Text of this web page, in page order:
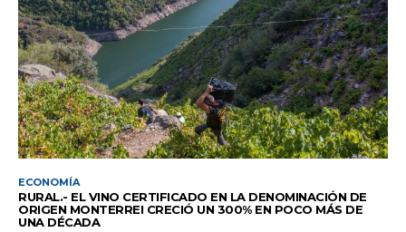
ECONOMÍA
RURAL.- EL VINO CERTIFICADO EN LA DENOMINACIÓN DE
ORIGEN MONTERREI CRECIÓ UN 300% EN POCO MÁS DE
UNA DÉCADA